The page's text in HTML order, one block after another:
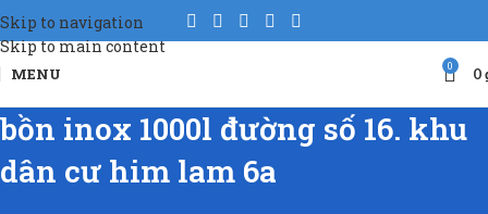
Skip to navigation
Skip to main content
MENU 0 0
bồn inox 1000l đường số 16. khu
dân cư him lam 6a